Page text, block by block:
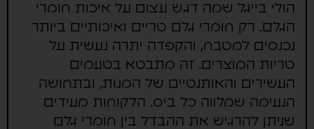
הולי בייגל שמה דגש עצום על איכות חומרי
הגלם. רק חומרי גלם טריים ואיכותיים ביותר
נכנסים למטבח, והקפדה יתרה נעשית על
טריות המוצרים. זה מתבטא בטעמים
העשירים והאותנטיים של המנות, ובתחושה
הנעימה שמלווה כל ביס. הלקוחות מעידים
שניתן להרגיש את ההבדל בין חומרי גלם